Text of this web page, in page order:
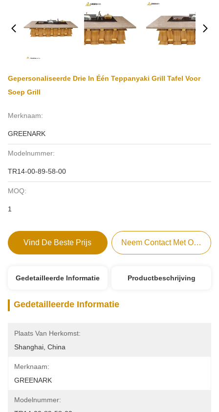
Gepersonaliseerde Drie In Één Teppanyaki Grill Tafel Voor
Soep Grill
Merknaam:
GREENARK
Modelnummer:
TR14-00-89-58-00
MOQ:
1
Vind De Beste Prijs Neem Contact Met Ons Op
Gedetailleerde Informatie Productbeschrijving
Gedetailleerde Informatie
Plaats Van Herkomst:
Shanghai, China
Merknaam:
GREENARK
Modelnummer: